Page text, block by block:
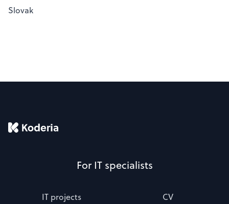
Slovak
For IT specialists
IT projects
CV